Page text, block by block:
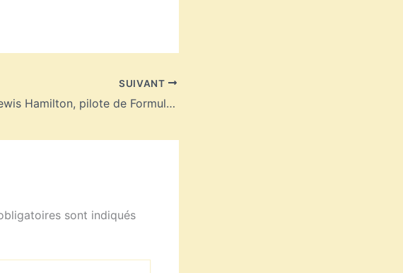
SUIVANT
Lewis Hamilton, pilote de Formule 1 cinq étoiles !
sont indiqués